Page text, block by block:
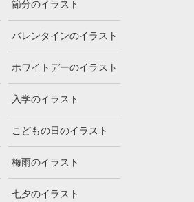
節分のイラスト
バレンタインのイラスト
ホワイトデーのイラスト
入学のイラスト
こどもの日のイラスト
梅雨のイラスト
七夕のイラスト